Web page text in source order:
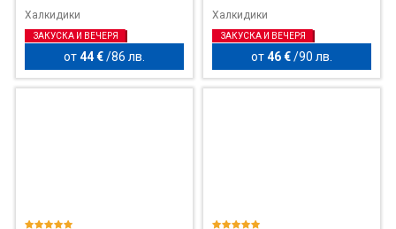
Халкидики
ЗАКУСКА И ВЕЧЕРЯ
от44 € /86 лв.
Халкидики
ЗАКУСКА И ВЕЧЕРЯ
от46 €/90 лв.